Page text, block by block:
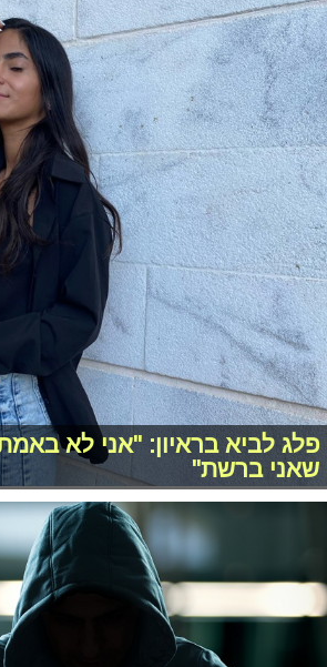
פלג לביא בראיון: "אני לא
שאני ברשת"